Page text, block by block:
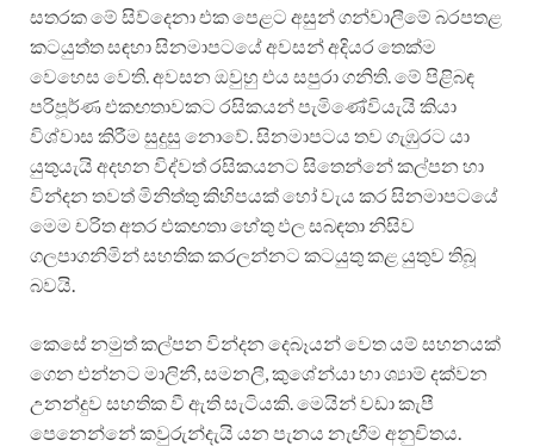
සතරක මේ සිව්දෙනා එක පෙළට අසුන් ගන්වාලීමේ බරපතළ
කටයුත්ත සඳහා සිනමාපටයේ අවසන් අදියර තෙක්ම
වෙහෙස වෙති. අවසන ඔවුහු එය සපුරා ගනිති. මේ පිළිබඳ
පරිපූර්ණ එකඟතාවකට රසිකයන් පැමිණේවියැයි කියා
විශ්වාස කිරීම සුදුසු නොවේ. සිනමාපටය තව ගැඹුරට යා
යුතුයැයි අදහන විද්වත් රසිකයනට සිතෙන්නේ කල්පන හා
වින්දන තවත් මිනිත්තු කිහිපයක් හෝ වැය කර සිනමාපටයේ
මෙම චරිත අතර එකඟතා හේතු ඵල සබඳතා නිසිව
ගලපාගනිමින් සහතික කරලන්නට කටයුතු කළ යුතුව තිබූ
බවයි.
කෙසේ නමුත් කල්පන වින්දන දෙබෑයන් වෙත යම් සහනයක්
ගෙන එන්නට මාලිනී, සමනලී, කුශේන්යා හා ශ්‍යාම් දක්වන
උනන්දුව සහතික වී ඇති සැටියකි. මෙයින් වඩා කැපී
පෙනෙන්නේ කවුරුන්දැයි යන පැනය නැඟීම අනුචිතය.